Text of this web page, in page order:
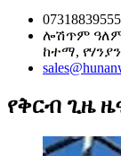
ሎሽጥም ዓለም
ከተማ,
የቅርብ ጊዜ